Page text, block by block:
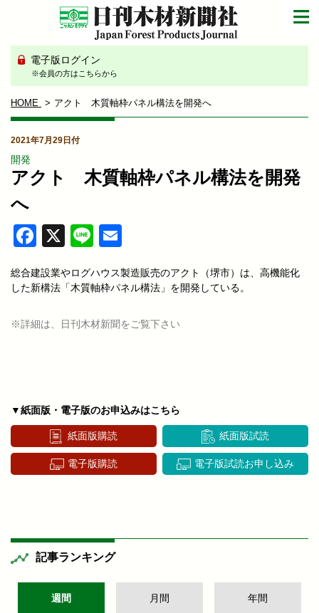
電子版ログイン
※会員の方はこちらから
HOME アクト 木質軸枠パネル構法を開発へ
2021年7月29日付
開発
アクト 木質軸枠パネル構法を開発
へ
Facebook
X Line
総合建設業やログハウス製造販売のアクト（堺市）は、高機能化
した新構法「木質軸枠パネル構法」を開発している。
※詳細は、日刊木材新聞をご覧下さい
▼紙面版・電子版のお申込みはこちら
紙面版購読 紙面版試読
電子版購読 電子版試読お申し込み
記事ランキング
週間 月間 年間